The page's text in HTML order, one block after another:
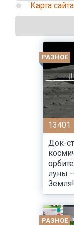
Карта сайта
РАЗНОЕ
13401
Док-
луны
Земля!
РАЗНОЕ